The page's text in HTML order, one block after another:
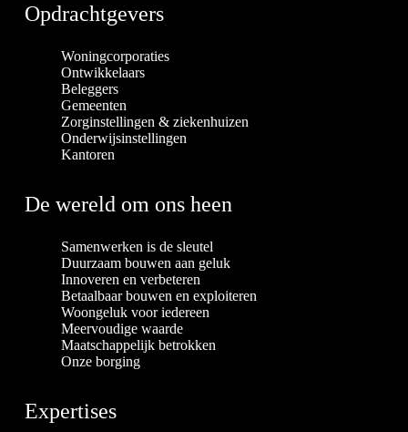
Opdrachtgevers
Woningcorporaties
Ontwikkelaars
Beleggers
Gemeenten
Zorginstellingen & ziekenhuizen
Onderwijsinstellingen
Kantoren
De wereld om ons heen
Samenwerken is de sleutel
Duurzaam bouwen aan geluk
Innoveren en verbeteren
Betaalbaar bouwen en exploiteren
Woongeluk voor iedereen
Meervoudige waarde
Maatschappelijk betrokken
Onze borging
Expertises